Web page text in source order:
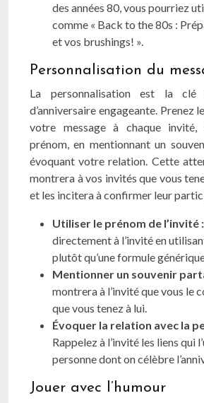
des années 80, vous pourriez
comme « Back to the 80s :
et vos brushings! ».
Personnalisation du
La personnalisation est la clé
d’anniversaire engageante. Prenez
votre message à chaque
prénom, en mentionnant un
évoquant votre relation. Cette
montrera à vos invités que vous
et les incitera à confirmer leur
Utiliser le prénom de l’invité :
directement à l’invité en
plutôt qu’une formule
Mentionner un souvenir
montrera à l’invité que vous le
que vous tenez à lui.
Évoquer la relation avec la
Rappelez à l’invité les liens qui
personne dont on célèbre
Jouer avec l’humour